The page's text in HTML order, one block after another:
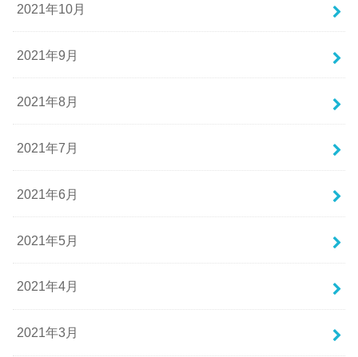
2021年10月
2021年9月
2021年8月
2021年7月
2021年6月
2021年5月
2021年4月
2021年3月